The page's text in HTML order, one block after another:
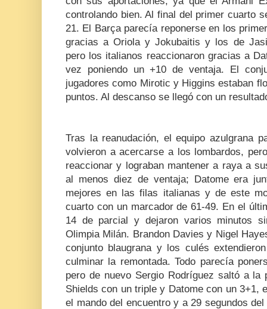
controlando bien. Al final del primer cuarto
21. El Barça parecía reponerse en los
gracias a Oriola y Jokubaitis y los de
pero los italianos reaccionaron gracias a
vez poniendo un +10 de ventaja. El
jugadores como Mirotic y Higgins estaban
puntos. Al descanso se llegó con un
Tras la reanudación, el equipo azulgrana
volvieron a acercarse a los lombardos,
reaccionar y lograban mantener a raya a
al menos diez de ventaja; Datome era
mejores en las filas italianas y de este
cuarto con un marcador de 61-49. En el
14 de parcial y dejaron varios minutos
Olimpia Milán. Brandon Davies y Nigel
conjunto blaugrana y los culés
culminar la remontada. Todo parecía
pero de nuevo Sergio Rodríguez saltó a
Shields con un triple y Datome con un 3+1,
el mando del encuentro y a 29 segundos